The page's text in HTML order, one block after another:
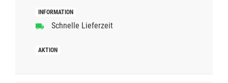
Schnelle Lieferzeit